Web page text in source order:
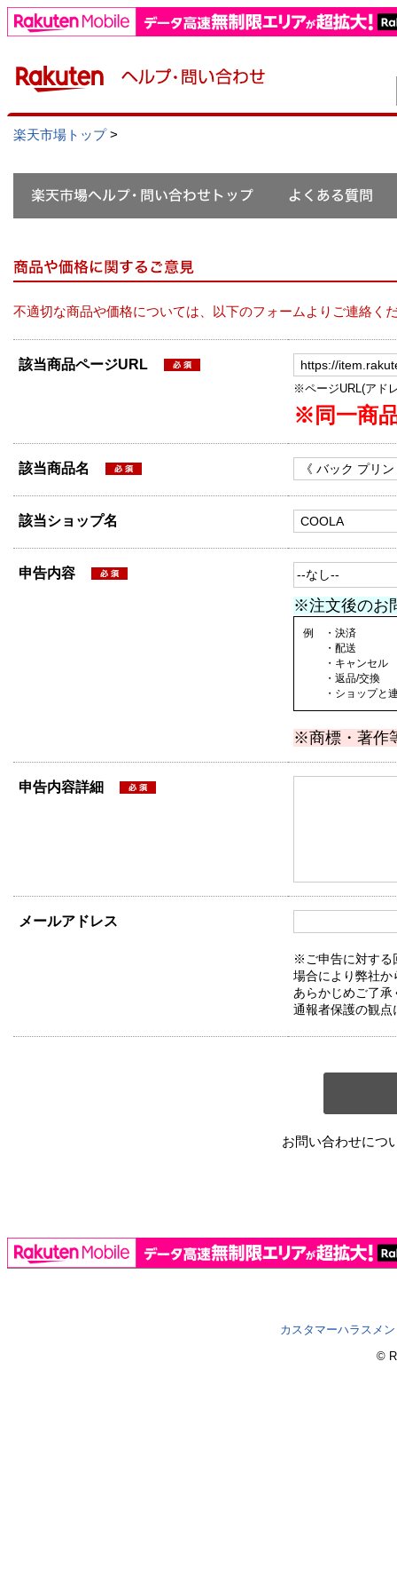
楽天市場トップ>
不適切な商品や価格については、以下のフォームよりご連絡く
該当商品ページURL
※ページURL(アド
※同一商
該当商品名
該当ショップ名
申告内容
※注文後のお
例 ・決済
・配送
・キャンセル
・返品/交換
・ショップと連
※商標・著作
申告内容詳細
メールアドレス
※ご申告に対する
場合により弊社か
あらかじめご了承
通報者保護の観点
お問い合わせにつ
カスタマーハラスメ
©